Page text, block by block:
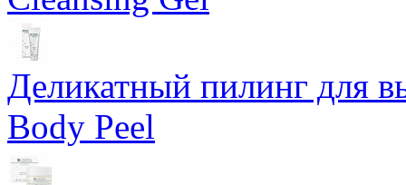
Деликатный пилинг для
Body Peel